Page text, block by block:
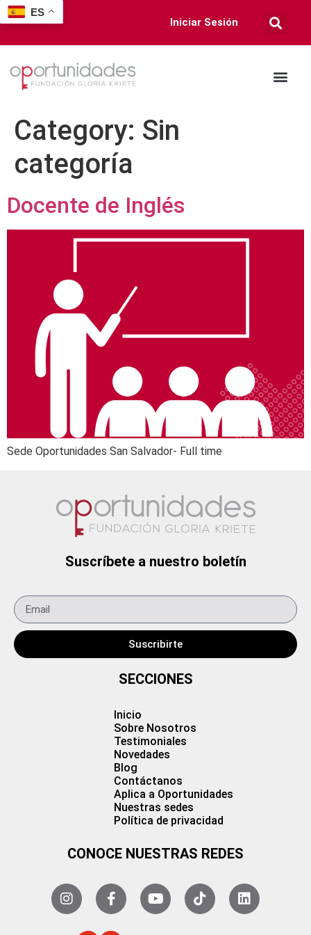
Iniciar Sesión
Category: Sin
categoría
Docente de Inglés
Sede Oportunidades San Salvador- Full time
Suscríbete a nuestro boletín
Suscribirte
SECCIONES
Inicio
Sobre Nosotros
Testimoniales
Novedades
Blog
Contáctanos
Aplica a Oportunidades
Nuestras sedes
Política de privacidad
CONOCE NUESTRAS REDES
ES